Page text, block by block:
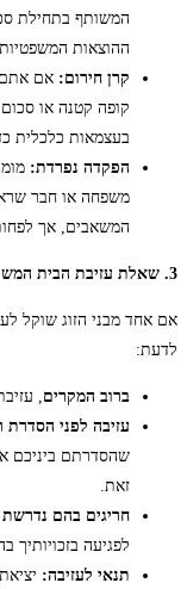
המשותף בתחילת
ההוצאות
קרן חירום: אם אתם
קופה קטנה או
בעצמאות כלכלית
הפקדה נפרדת:
משפחה או חבר
המשאבים, אך לפחות
3. שאלת עזיבת הבית המשותף
אם אחד מבני הזוג שוקל
לדעת:
ברוב המקרים ,
עזיבה לפני הסדרת
שהסדרתם ביניכם
זאת.
חריגים בהם נדרשת
לפגיעה בזכויותיך
תנאי לעזיבה: